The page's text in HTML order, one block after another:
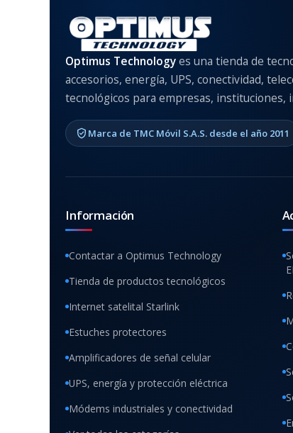
Optimus Technologyes una tienda de
accesorios, energía, UPS, conectividad,
tecnológicos para empresas,
Marca de TMC Móvil S.A.S. desde el año 2011
Información
Contactar a Optimus Technology
Tienda de productos tecnológicos
Internet satelital Starlink
Estuches protectores
Amplificadores de señal celular
UPS, energía y protección eléctrica
Módems industriales y conectividad